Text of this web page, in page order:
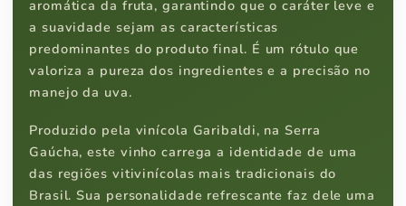
aromática da fruta, garantindo que o caráter leve e
a suavidade sejam as características
predominantes do produto final. É um rótulo que
valoriza a pureza dos ingredientes e a precisão no
manejo da uva.
Produzido pela vinícola Garibaldi, na Serra
Gaúcha, este vinho carrega a identidade de uma
das regiões vitivinícolas mais tradicionais do
Brasil. Sua personalidade refrescante faz dele uma